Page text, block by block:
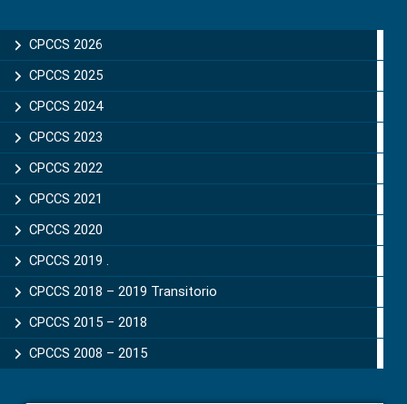
CPCCS 2026
CPCCS 2025
CPCCS 2024
CPCCS 2023
CPCCS 2022
CPCCS 2021
CPCCS 2020
CPCCS 2019 .
CPCCS 2018 – 2019 Transitorio
CPCCS 2015 – 2018
CPCCS 2008 – 2015